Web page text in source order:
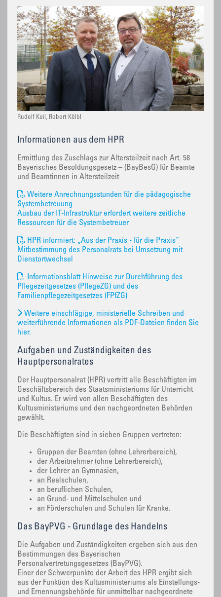
Rudolf Keil, Robert Kölbl
Informationen aus dem HPR
Ermittlung des Zuschlags zur Altersteilzeit nach Art. 58
Bayerisches Besoldungsgesetz – (BayBesG) für Beamte
und Beamtinnen in Altersteilzeit
Weitere Anrechnungsstunden für die pädagogische
Systembetreuung
Ausbau der IT-Infrastruktur erfordert weitere zeitliche
Ressourcen für die Systembetreuer
HPR informiert: „Aus der Praxis - für die Praxis“
Mitbestimmung des Personalrats bei Umsetzung mit
Dienstortwechsel
Informationsblatt Hinweise zur Durchführung des
Pflegezeitgesetzes (PflegeZG) und des
Familienpflegezeitgesetzes (FPfZG)
Weitere einschlägige, ministerielle Schreiben und
weiterführende Informationen als PDF-Dateien finden Sie
hier.
Aufgaben und Zuständigkeiten des
Hauptpersonalrates
Der Hauptpersonalrat (HPR) vertritt alle Beschäftigten im
Geschäftsbereich des Staatsministeriums für Unterricht
und Kultus. Er wird von allen Beschäftigten des
Kultusministeriums und den nachgeordneten Behörden
gewählt.
Die Beschäftigten sind in sieben Gruppen vertreten:
Gruppen der Beamten (ohne Lehrerbereich),
der Arbeitnehmer (ohne Lehrerbereich),
der Lehrer an Gymnasien,
an Realschulen,
an beruflichen Schulen,
an Grund- und Mittelschulen und
an Förderschulen und Schulen für Kranke.
Das BayPVG - Grundlage des Handelns
Die Aufgaben und Zuständigkeiten ergeben sich aus den
Bestimmungen des Bayerischen
Personalvertretungsgesetzes (BayPVG).
Einer der Schwerpunkte der Arbeit des HPR ergibt sich
aus der Funktion des Kultusministeriums als Einstellungs-
und Ernennungsbehörde für unmittelbar nachgeordnete